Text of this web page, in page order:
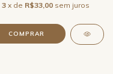
3 x de R$33,00 sem juros